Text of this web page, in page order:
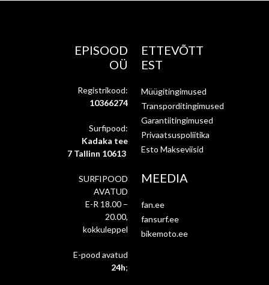
EPISOOD
OÜ
Registrikood:
10366274
Surfipood:
Kadaka tee
7 Tallinn 10613
SURFIPOOD
AVATUD
E-R 18.00 –
20.00,
kokkuleppel
E-pood avatud
24h;
ETTEVÕTT
EST
Müügitingimused
Transporditingimused
Garantiitingimused
Privaatsuspoliitika
Esto Makseviisid
MEEDIA
fan.ee
fansurf.ee
bikemoto.ee